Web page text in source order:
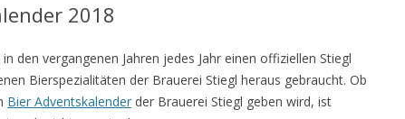
2018
den vergangenen Jahren jedes Jahr einen offiziellen Stiegl
Bierspezialitäten der Brauerei Stiegl heraus gebraucht. Ob
Bier Adventskalender der Brauerei Stiegl geben wird, ist